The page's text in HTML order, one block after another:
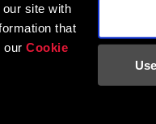
site with
that
ourCookie